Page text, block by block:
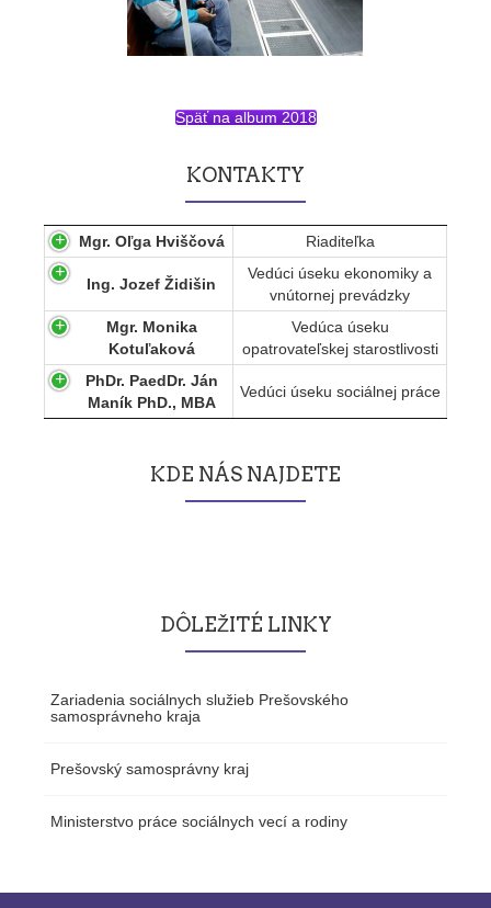
Späť na album 2018
KONTAKTY
Mgr. Oľga Hviščová Riaditeľka
Ing. Jozef Židišin
Vedúci úseku ekonomiky a
vnútornej prevádzky
Mgr. Monika
Kotuľaková
Vedúca úseku
opatrovateľskej starostlivosti
PhDr. PaedDr. Ján
Maník PhD., MBA
Vedúci úseku sociálnej práce
KDE NÁS NAJDETE
DÔLEŽITÉ LINKY
Zariadenia sociálnych služieb Prešovského
samosprávneho kraja
Prešovský samosprávny kraj
Ministerstvo práce sociálnych vecí a rodiny